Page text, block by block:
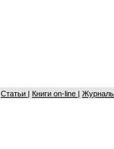
Статьи Книги on-line